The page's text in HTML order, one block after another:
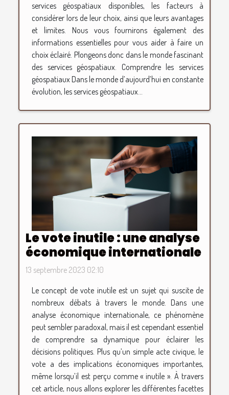
services géospatiaux disponibles, les facteurs à
considérer lors de leur choix, ainsi que leurs avantages
et limites. Nous vous fournirons également des
informations essentielles pour vous aider à faire un
choix éclairé. Plongeons donc dans le monde fascinant
des services géospatiaux. Comprendre les services
géospatiaux Dans le monde d’aujourd’hui en constante
évolution, les services géospatiaux...
Le vote inutile : une analyse
économique internationale
13 septembre 2023 02:10
Le concept de vote inutile est un sujet qui suscite de
nombreux débats à travers le monde. Dans une
analyse économique internationale, ce phénomène
peut sembler paradoxal, mais il est cependant essentiel
de comprendre sa dynamique pour éclairer les
décisions politiques. Plus qu’un simple acte civique, le
vote a des implications économiques importantes,
même lorsqu’il est perçu comme « inutile ». À travers
cet article, nous allons explorer les différentes facettes